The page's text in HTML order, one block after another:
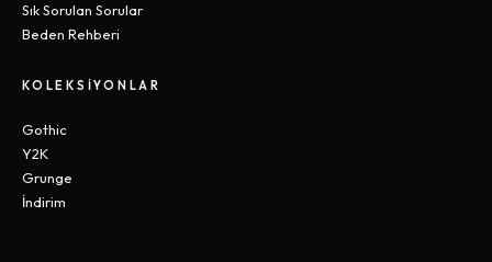
Sık Sorulan Sorular
Beden Rehberi
KOLEKSIYONLAR
Gothic
Y2K
Grunge
İndirim